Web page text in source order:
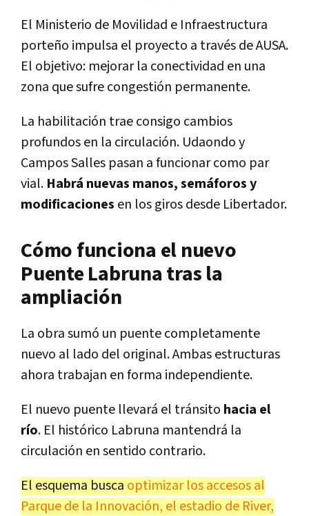
El Ministerio de Movilidad e Infraestructura
porteño impulsa el proyecto a través de AUSA.
El objetivo: mejorar la conectividad en una
zona que sufre congestión permanente.
La habilitación trae consigo cambios
profundos en la circulación. Udaondo y
Campos Salles pasan a funcionar como par
vial. Habrá nuevas manos, semáforos y
modificaciones en los giros desde Libertador.
Cómo funciona el nuevo
Puente Labruna tras la
ampliación
La obra sumó un puente completamente
nuevo al lado del original. Ambas estructuras
ahora trabajan en forma independiente.
El nuevo puente llevará el tránsito hacia el
río. El histórico Labruna mantendrá la
circulación en sentido contrario.
El esquema busca optimizar los accesos al
Parque de la Innovación, el estadio de River,